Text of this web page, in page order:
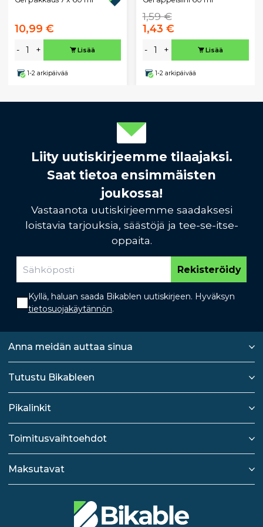
10,99 €
- + Lisää
1-2 arkipäivää
1,59 €
1,43 €
- + Lisää
1-2 arkipäivää
Liity uutiskirjeemme tilaajaksi.
Saat tietoa ensimmäisten
joukossa!
Vastaanota uutiskirjeemme saadaksesi
loistavia tarjouksia, säästöjä ja tee-se-itse-
oppaita.
Rekisteröidy
Kyllä, haluan saada Bikablen uutiskirjeen. Hyväksyn
tietosuojakäytännön.
Anna meidän auttaa sinua
Tutustu Bikableen
Pikalinkit
Toimitusvaihtoehdot
Maksutavat